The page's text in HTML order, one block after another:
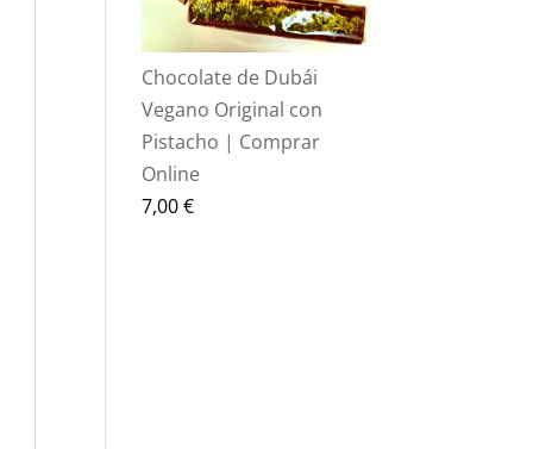
Chocolate de Dubái
Vegano Original con
Pistacho | Comprar
Online
7,00€